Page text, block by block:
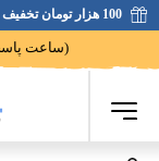
100 هزار تومان تخفیف
(ساعت پاسخگویی: 9 الی 14 - 17 الی 20)